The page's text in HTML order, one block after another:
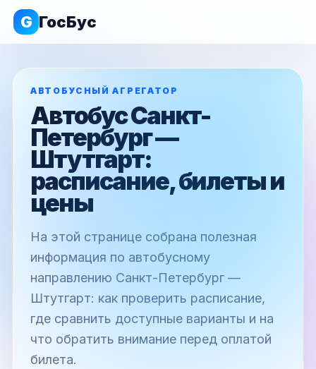
G ГосБус
АВТОБУСНЫЙ АГРЕГАТОР
Автобус Санкт-
Петербург —
Штутгарт:
расписание, билеты и
цены
На этой странице собрана полезная
информация по автобусному
направлению Санкт-Петербург —
Штутгарт: как проверить расписание,
где сравнить доступные варианты и на
что обратить внимание перед оплатой
билета.